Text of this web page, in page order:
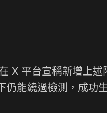
X 平台宣稱新增上述
能繞過檢測，成功